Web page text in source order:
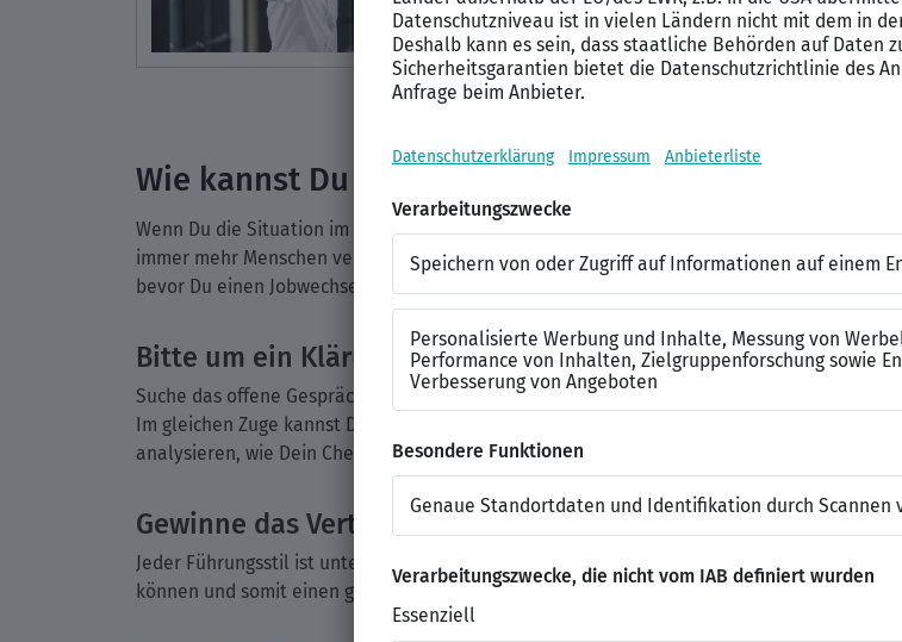
Wie kannst Du Sympathiepunkte sammeln?
Wenn Du die Situation im Unternehmen nicht mehr aushältst,ist eine Kündigungund ein
immer mehr Menschen verlassen ihr Unternehmen, weil sie mit ihrem Vorgesetzten
bevor Du einen Jobwechsel in Erwägung ziehst, solltest Du zunächst Folgendes
Bitte um ein Klärungsgespräch!
Suche das offene Gespräch zu Deinem Chef. Bitte dabei um Feedback und hake auch
Im gleichen Zuge kannst Du auch betonen, wie viel Dir an einer guten Zusammenarbeit
analysieren, wie Dein Chef Dich behandelt und ob er Dir abweisend und unfreundlich
Gewinne das Vertrauen zurück!
Jeder Führungsstil ist unterschiedlich. Umso wichtiger ist es, den Führungsstil Deines
können und somit einen gemeinsamen Nenner zu finden.